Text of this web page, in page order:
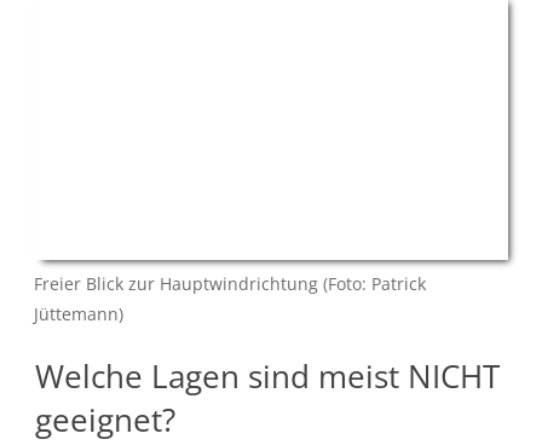
Freier Blick zur Hauptwindrichtung (Foto: Patrick
Jüttemann)
Welche Lagen sind meist NICHT
geeignet?